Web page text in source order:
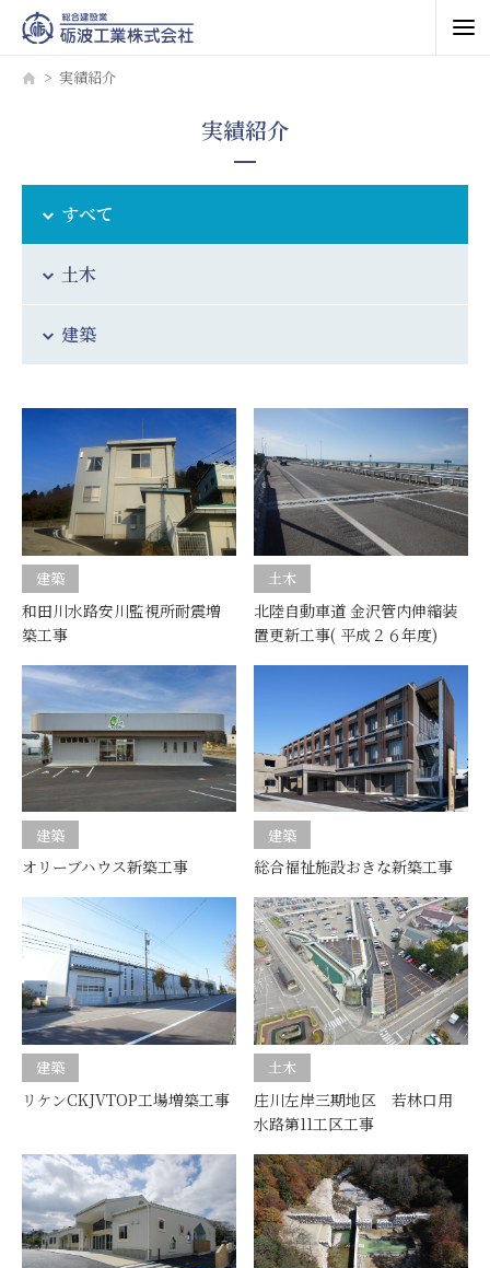
実績紹介
実績紹介
すべて
土木
建築
建築
和田川水路安川監視所耐震増
築工事
土木
北陸自動車道 金沢管内伸縮装
置更新工事( 平成２６年度)
建築
オリーブハウス新築工事
建築
総合福祉施設おきな新築工事
建築
リケンCKJVTOP工場増築工事
土木
庄川左岸三期地区 若林口用
水路第11工区工事